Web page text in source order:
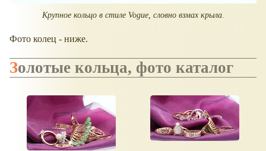
Крупное кольцо в стиле Vogue, словно взмах крыла.
Фото колец - ниже.
Золотые кольца, фото каталог